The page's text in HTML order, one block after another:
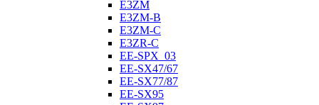
E3ZM
E3ZM-B
E3ZM-C
E3ZR-C
EE-SPX_03
EE-SX47/67
EE-SX77/87
EE-SX95